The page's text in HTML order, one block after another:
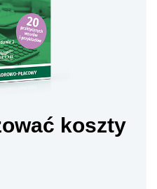
koszty